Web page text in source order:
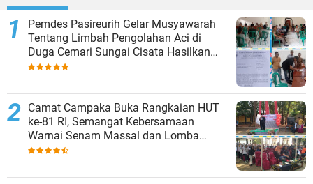
Pemdes Pasireurih Gelar Musyawarah
Tentang Limbah Pengolahan Aci di
Duga Cemari Sungai Cisata Hasilkan
Kesepakatan Tutup Sementara
Camat Campaka Buka Rangkaian HUT
ke-81 RI, Semangat Kebersamaan
Warnai Senam Massal dan Lomba
Karaoke Perangkat Desa